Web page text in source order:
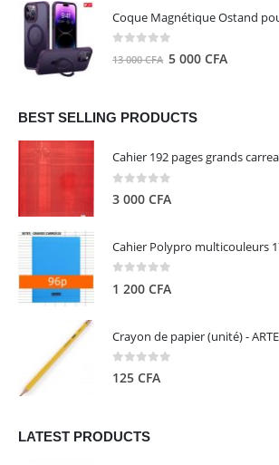
était :
8
000 CFA.
est :
000 CFA.
13 000CFA Le
était :
000 CFA.
5 000 CFA
000 CFA.
BEST SELLING PRODUCTS
3 000 CFA
1 200 CFA
Crayon de papier (unité) -
0 out of 5
125 CFA
LATEST PRODUCTS